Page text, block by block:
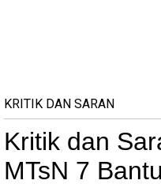
KRITIK DAN SARAN